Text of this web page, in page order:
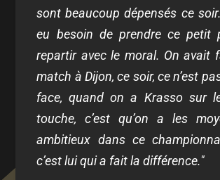
sont beaucoup dépensés ce
eu besoin de prendre ce petit
repartir avec le moral. On avait
match à Dijon, ce soir, ce n’est
face, quand on a Krasso sur
touche, c’est qu’on a les
ambitieux dans ce
c’est lui qui a fait la différence."